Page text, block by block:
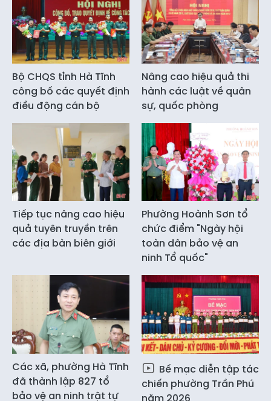
Bộ CHQS tỉnh Hà Tĩnh
công bố các quyết định
điều động cán bộ
Nâng cao hiệu quả thi
hành các luật về quân
sự, quốc phòng
Tiếp tục nâng cao hiệu
quả tuyên truyền trên
các địa bàn biên giới
Phường Hoành Sơn tổ
chức điểm "Ngày hội
toàn dân bảo vệ an
ninh Tổ quốc"
Các xã, phường Hà Tĩnh
đã thành lập 827 tổ
bảo vệ an ninh trật tự
Bế mạc diễn tập tác
chiến phường Trần Phú
năm 2026